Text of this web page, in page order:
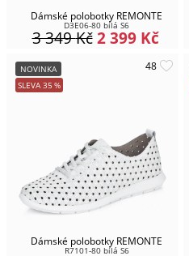
Dámské polobotky REMONTE
D3E06-80 bílá S6
2 399 Kč
3 349Kč
NOVINKA
SLEVA 35 %
Dámské polobotky REMONTE
R7101-80 bílá S6